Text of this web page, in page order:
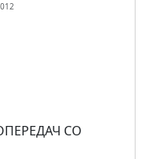
СО